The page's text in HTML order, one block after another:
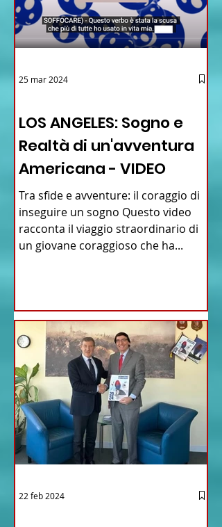
LOS ANGELES: Sogno e
Realtà di un'avventura
Americana - VIDEO
Tra sfide e avventure: il coraggio di
inseguire un sogno Questo video
racconta il viaggio straordinario di
un giovane coraggioso che ha...
25 mar 2024
22 feb 2024